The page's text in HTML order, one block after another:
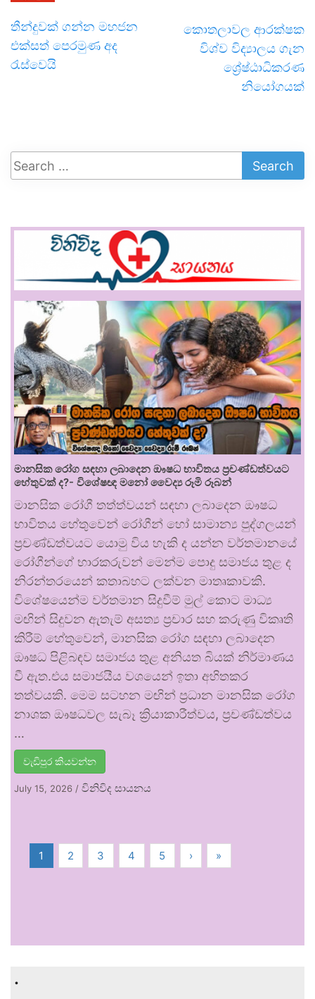
තීන්දුවක් ගන්න මහජන
එක්සත් පෙරමුණ අද
රැස්වෙයි
කොතලාවල ආරක්ෂක
විශ්ව විද්‍යාලය ගැන
ශ්‍රේෂ්ඨාධිකරණ
නියෝගයක්
මානසික රෝග සඳහා ලබාදෙන ඖෂධ භාවිතය ප්‍රචණ්ඩත්වයට
හේතුවක් ද?- විශේෂඥ මනෝ වෛද්‍ය රූමි රූබන්
මානසික රෝගී තත්ත්වයන් සඳහා ලබාදෙන ඖෂධ
භාවිතය හේතුවෙන් රෝගීන් හෝ සාමාන්‍ය පුද්ගලයන්
ප්‍රචණ්ඩත්වයට යොමු විය හැකි ද යන්න වර්තමානයේ
රෝගීන්ගේ භාරකරුවන් මෙන්ම පොදු සමාජය තුළ ද
නිරන්තරයෙන් කතාබහට ලක්වන මාතෘකාවකි.
විශේෂයෙන්ම වර්තමාන සිදුවීම් මුල් කොට මාධ්‍ය
මඟින් සිදුවන ඇතැම් අසත්‍ය ප්‍රචාර සහ කරුණු විකෘති
කිරීම් හේතුවෙන්, මානසික රෝග සඳහා ලබාදෙන
ඖෂධ පිළිබඳව සමාජය තුළ අනියත බියක් නිර්මාණය
වී ඇත.එය සමාජයීය වශයෙන් ඉතා අහිතකර
තත්වයකි. මෙම සටහන මඟින් ප්‍රධාන මානසික රෝග
නාශක ඖෂධවල සැබෑ ක්‍රියාකාරීත්වය, ප්‍රචණ්ඩත්වය
…
වැඩිපුර කියවන්න
July 15, 2026 / විනිවිද සායනය
1 2 3 4 5 › »
.